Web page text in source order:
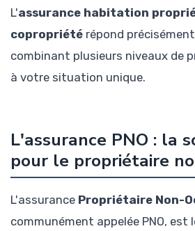
L'assurance habitation
copropriété répond
combinant plusieurs niveaux de
à votre situation unique.
L'assurance PNO : la
pour le propriétaire
L'assurance Propriétaire Non-
communément appelée PNO, est